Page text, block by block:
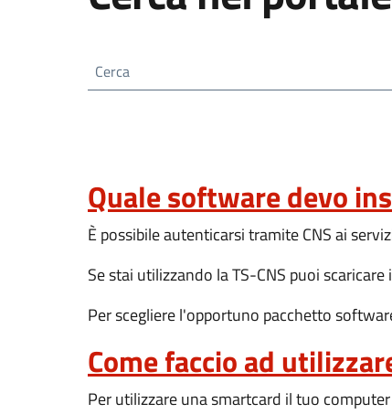
Cerca
Quale software devo
È possibile autenticarsi tramite CNS ai
Se stai utilizzando la TS-CNS puoi scaricare
Per scegliere l'opportuno pacchetto
Come faccio ad
Per utilizzare una smartcard il tuo